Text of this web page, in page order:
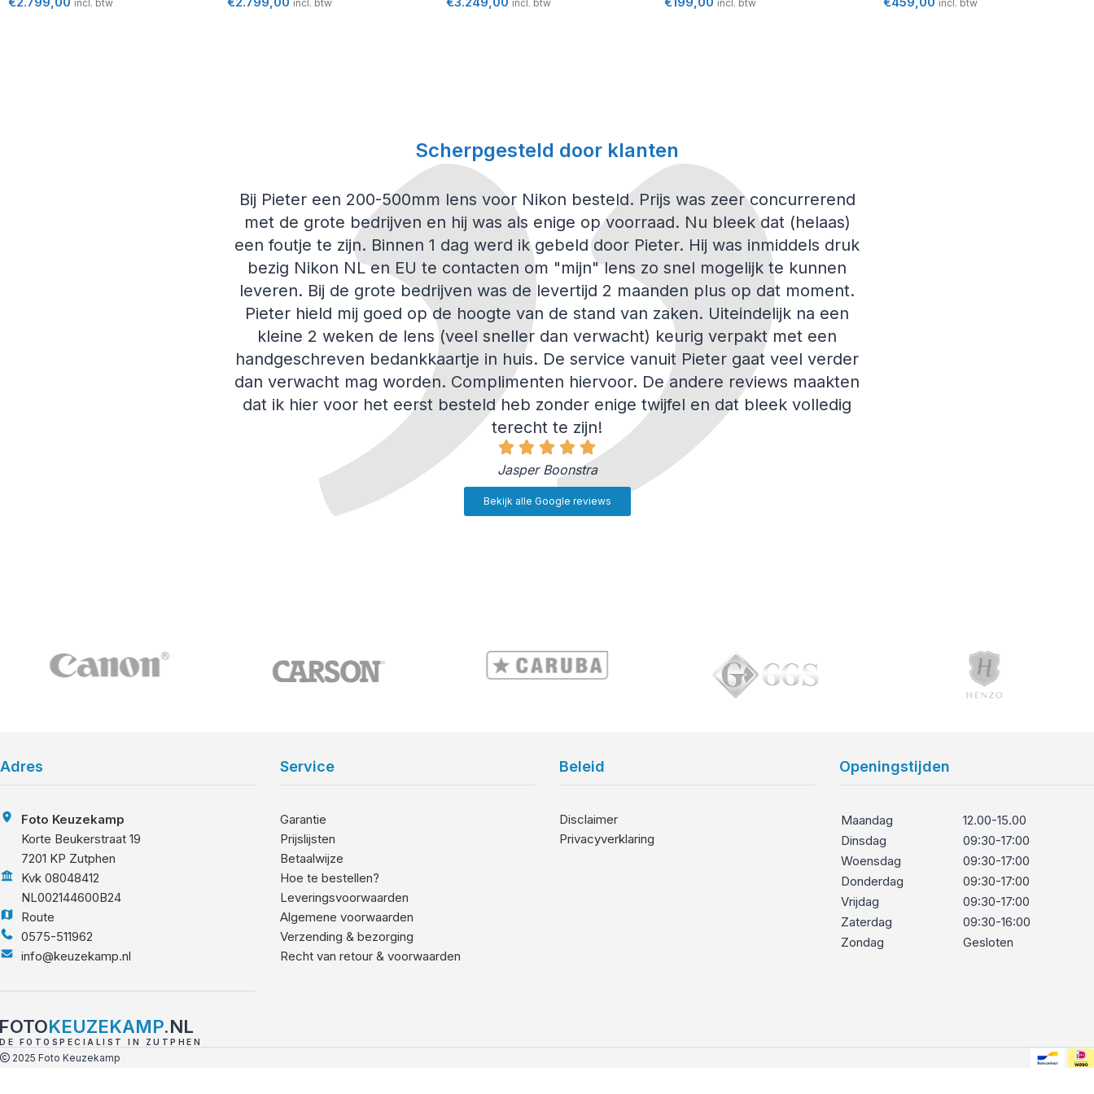
incl. btw incl. btw incl. btw incl. btw incl. btw
Scherpgesteld door klanten
Bij Pieter een 200-500mm lens voor Nikon besteld. Prijs was zeer concurrerend
met de grote bedrijven en hij was als enige op voorraad. Nu bleek dat (helaas)
een foutje te zijn. Binnen 1 dag werd ik gebeld door Pieter. Hij was inmiddels druk
bezig Nikon NL en EU te contacten om "mijn" lens zo snel mogelijk te kunnen
leveren. Bij de grote bedrijven was de levertijd 2 maanden plus op dat moment.
Pieter hield mij goed op de hoogte van de stand van zaken. Uiteindelijk na een
kleine 2 weken de lens (veel sneller dan verwacht) keurig verpakt met een
handgeschreven bedankkaartje in huis. De service vanuit Pieter gaat veel verder
dan verwacht mag worden. Complimenten hiervoor. De andere reviews maakten
dat ik hier voor het eerst besteld heb zonder enige twijfel en dat bleek volledig
terecht te zijn!
Jasper Boonstra
Bekijk alle Google reviews
Adres
Foto Keuzekamp
Korte Beukerstraat 19
7201 KP Zutphen
Kvk 08048412
NL002144600B24
Route
0575-511962
info@keuzekamp.nl
KEUZEKAMP.NL
DE FOTOSPECIALIST IN ZUTPHEN
Service
Garantie
Prijslijsten
Betaalwijze
Hoe te bestellen?
Leveringsvoorwaarden
Algemene voorwaarden
Verzending & bezorging
Recht van retour & voorwaarden
Beleid
Disclaimer
Privacyverklaring
Openingstijden
Maandag
12.00-15.00
Dinsdag
09:30-17:00
Woensdag
09:30-17:00
Donderdag
09:30-17:00
Vrijdag
09:30-17:00
Zaterdag
09:30-16:00
Zondag
Gesloten
2025 Foto Keuzekamp